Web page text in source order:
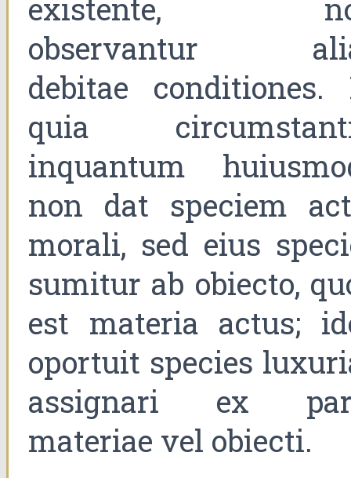
existente,
observantur
debitae conditiones.
quia
inquantum
non dat speciem
morali, sed eius
sumitur ab obiecto,
est materia actus;
oportuit species
assignari ex
materiae vel obiecti.